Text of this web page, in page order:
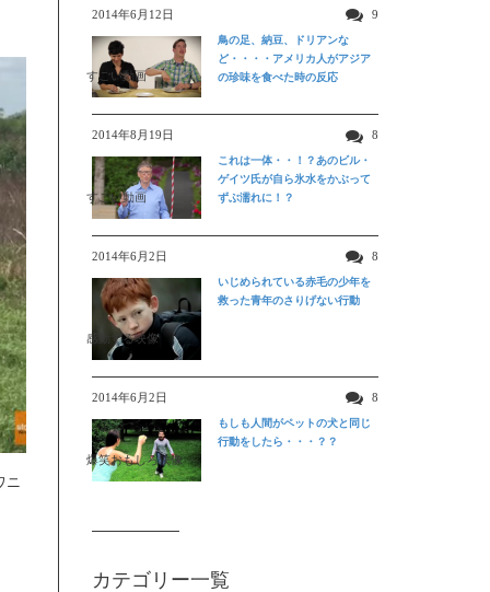
ニ
2014年6月12日 9
すごい動画
鳥の足、納豆、ドリアンな
ど・・・・アメリカ人がアジア
の珍味を食べた時の反応
2014年8月19日 8
すごい動画
これは一体・・！？あのビル・
ゲイツ氏が自ら氷水をかぶって
ずぶ濡れに！？
2014年6月2日 8
感動する映像
いじめられている赤毛の少年を
救った青年のさりげない行動
2014年6月2日 8
爆笑おもしろ映像
もしも人間がペットの犬と同じ
行動をしたら・・・？？
カテゴリー一覧